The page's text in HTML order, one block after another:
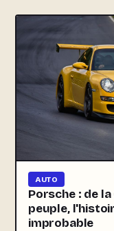
AUTO
Porsche : de
peuple,
improbable